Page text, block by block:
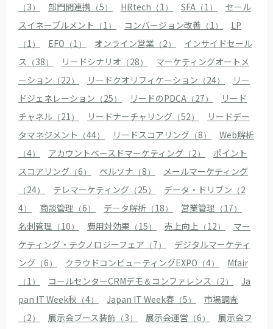
（3）
部門間連携（5） HRtech（1） SFA（1）
セール
スイネーブルメント（1）
コンバージョン改善（1）
LP
（1）
EFO（1） オンライン営業（2）
インサイドセール
ス（38）
リードシナリオ（28）
マーケティングオートメ
ーション（22）
リードクオリフィケーション（24）
リー
ドジェネレーション（25）
リードのPDCA（27）
リード
チャネル（21）
リードナーチャリング（52）
リードデー
タマネジメント（44）
リードスコアリング（8）
Web解析
（4）
アカウントベースドマーケティング（2）
ポイント
スコアリング（6）
ペルソナ（8）
メールマーケティング
（24）
テレマーケティング（25）
データ・ドリブン（2
4）
商談管理（6） データ解析（18）
営業管理（17）
名刺管理（10）
費用対効果（15） 売上向上（12）
マー
ケティング・テクノロジーフェア（7）
デジタルマーケティ
ング（6）
クラウドコンピューティングEXPO（4）
Mfair
（1）
コールセンターCRMデモ＆コンファレンス（2）
Ja
pan IT Week秋（4）
Japan IT Week春（5）
市場調査
（2）
展示会ブース装飾（3） 展示会運営（6）
展示会フ